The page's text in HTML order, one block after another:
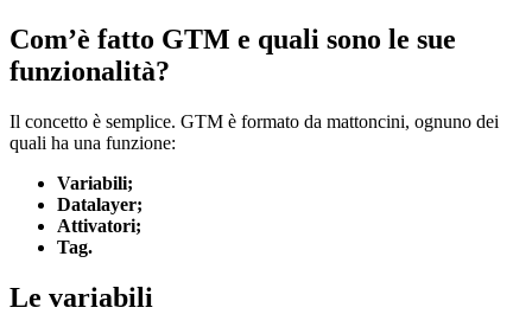
Com’è fatto GTM e quali sono le sue
funzionalità?
Il concetto è semplice. GTM è formato da mattoncini, ognuno dei
quali ha una funzione:
Variabili;
Datalayer;
Attivatori;
Tag.
Le variabili